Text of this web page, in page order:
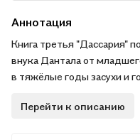
Аннотация
Книга третья "Дассария"
внука Дантала от
в тяжёлые годы засухи и
после его ухода из
Перейти к описанию